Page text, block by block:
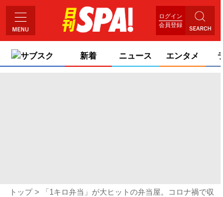
ログイン
会員登録
サブスク 新着 ニュース エンタメ
トップ
「1キロ弁当」が大ヒットの弁当屋。コロナ禍で収